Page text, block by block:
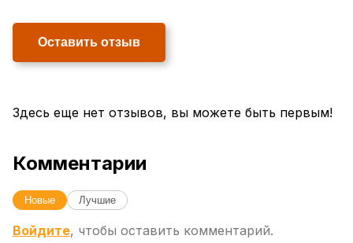
Оставить отзыв
Здесь еще нет отзывов, вы можете быть первым!
Комментарии
Новые Лучшие
Войдите, чтобы оставить комментарий.